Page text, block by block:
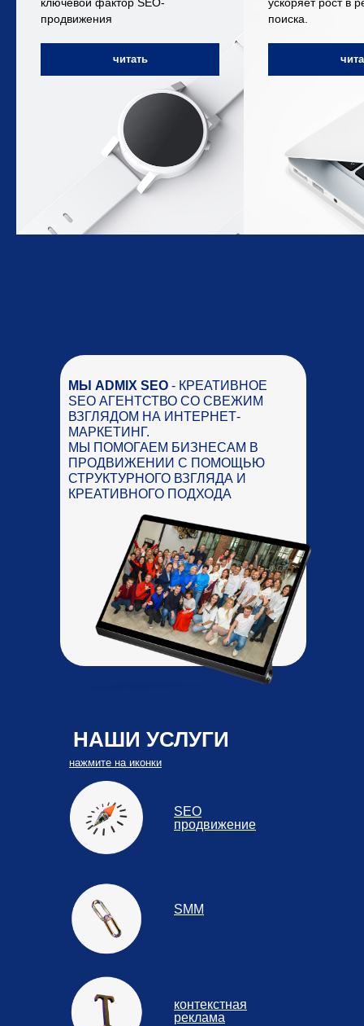
продвижения
читать
поиска.
МЫ ADMIX SEO - КРЕАТИВНОЕ
SEO АГЕНТСТВО СО СВЕЖИМ
ВЗГЛЯДОМ НА ИНТЕРНЕТ-
МАРКЕТИНГ.
МЫ ПОМОГАЕМ БИЗНЕСАМ В
ПРОДВИЖЕНИИ С ПОМОЩЬЮ
СТРУКТУРНОГО ВЗГЛЯДА И
КРЕАТИВНОГО ПОДХОДА
НАШИ УСЛУГИ
SEO
продвижение
SMM
контекстная
реклама
нажмите на иконки